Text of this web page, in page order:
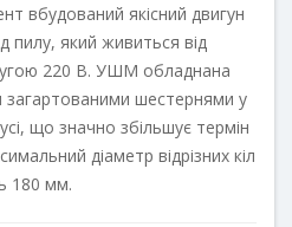
вбудований якісний двигун
пилу, який живиться від
220 В. УШМ обладнана
загартованими шестернями у
що значно збільшує термін
діаметр відрізних кіл
180 мм.